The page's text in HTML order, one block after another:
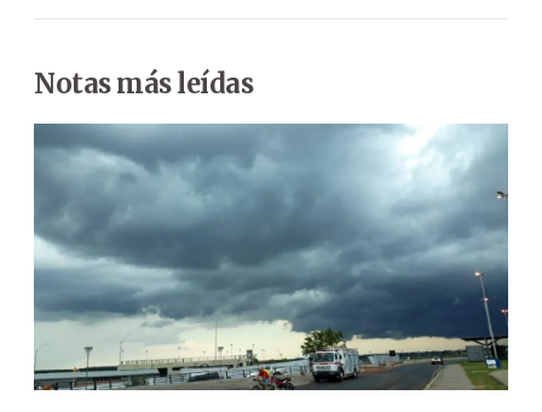
Notas más leídas